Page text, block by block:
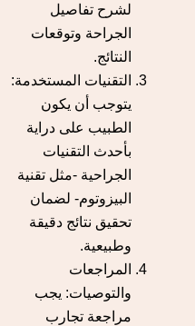
لشرح تفاصيل
الجراحة وتوقعات
النتائج.
التقنيات المستخدمة:
يتوجب أن يكون
الطبيب على دراية
بأحدث التقنيات
الجراحية -مثل تقنية
البيزوتوم- لضمان
تحقيق نتائج دقيقة
وطبيعية.
المراجعات
والتوصيات: يجب
مراجعة تجارب